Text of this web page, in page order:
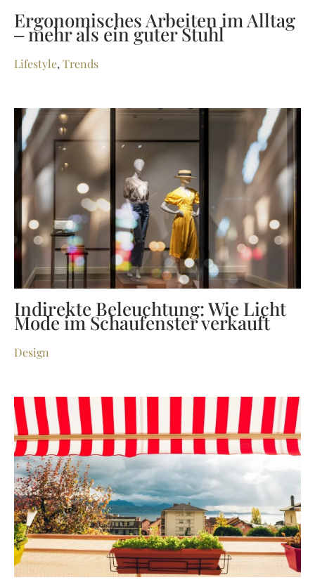
Ergonomisches Arbeiten im Alltag
– mehr als ein guter Stuhl
Lifestyle, Trends
Indirekte Beleuchtung: Wie Licht
Mode im Schaufenster verkauft
Design